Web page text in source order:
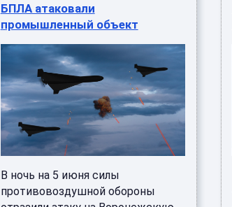
БПЛА атаковали
промышленный объект
В ночь на 5 июня силы
противовоздушной обороны